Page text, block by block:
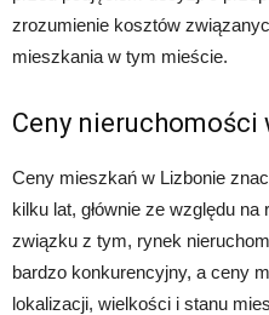
zrozumienie kosztów
mieszkania w tym mieście.
Ceny nieruchomości
Ceny mieszkań w Lizbonie
kilku lat, głównie ze względu
związku z tym, rynek
bardzo konkurencyjny, a ceny
lokalizacji, wielkości i stanu